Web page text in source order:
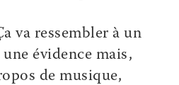
va ressembler à un
évidence mais,
de musique,